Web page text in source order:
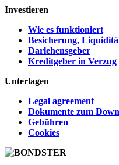
Investieren
Wie es funktioniert
Besicherung,
Darlehensgeber
Kreditgeber in Verzug
Unterlagen
Legal agreement
Dokumente zum
Gebühren
Cookies